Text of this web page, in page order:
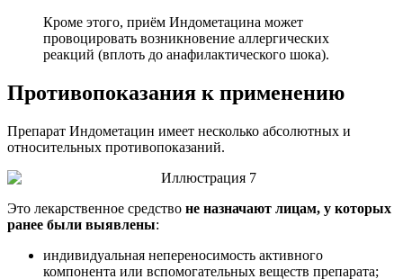
Кроме этого, приём Индометацина может
провоцировать возникновение аллергических
реакций (вплоть до анафилактического шока).
Противопоказания к применению
Препарат Индометацин имеет несколько абсолютных и
относительных противопоказаний.
Это лекарственное средство не назначают лицам, у которых
ранее были выявлены:
индивидуальная непереносимость активного
компонента или вспомогательных веществ препарата;